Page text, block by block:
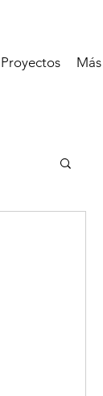
Proyectos Más